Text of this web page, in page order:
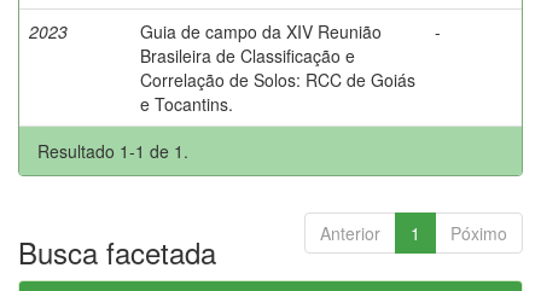
2023
Guia de campo da XIV Reunião
Brasileira de Classificação e
Correlação de Solos: RCC de Goiás
e Tocantins.
-
Resultado 1-1 de 1.
Anterior 1 Póximo
Busca facetada